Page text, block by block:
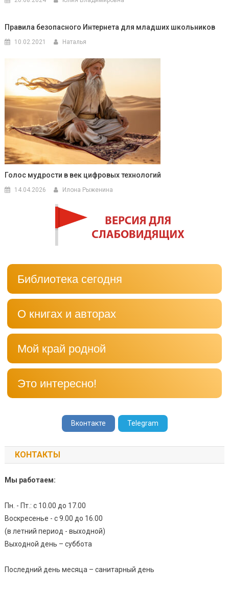
Правила безопасного Интернета для младших школьников
10.02.2021 Наталья
Голос мудрости в век цифровых технологий
14.04.2026 Илона Рыженина
Библиотека сегодня
О книгах и авторах
Мой край родной
Это интересно!
Вконтакте Telegram
КОНТАКТЫ
Мы работаем:
Пн. - Пт.: с 10.00 до 17.00
Воскресенье - с 9.00 до 16.00
(в летний период - выходной)
Выходной день – суббота
Последний день месяца – санитарный день